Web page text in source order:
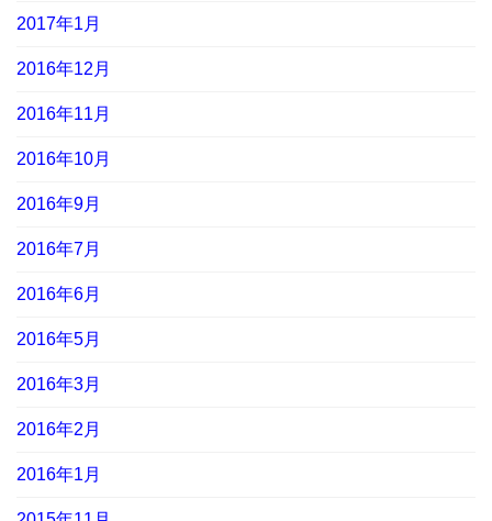
2017年1月
2016年12月
2016年11月
2016年10月
2016年9月
2016年7月
2016年6月
2016年5月
2016年3月
2016年2月
2016年1月